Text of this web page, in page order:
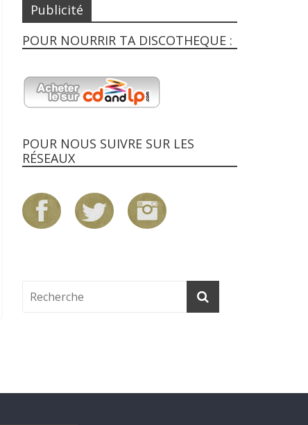
Publicité
POUR NOURRIR TA DISCOTHEQUE :
POUR NOUS SUIVRE SUR LES
RÉSEAUX